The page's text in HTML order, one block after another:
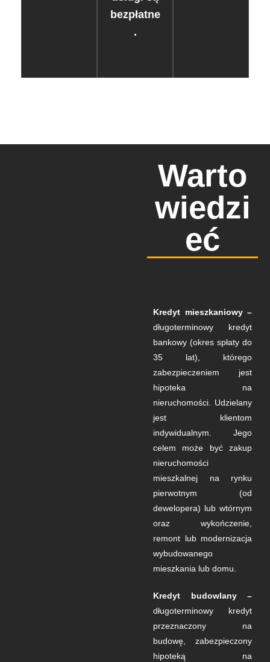
bezpłatne
.
Warto
wiedzi
eć
Kredyt mieszkaniowy –
długoterminowy kredyt
bankowy (okres spłaty do
35 lat), którego
zabezpieczeniem jest
hipoteka na
nieruchomości. Udzielany
jest klientom
indywidualnym. Jego
celem może być zakup
nieruchomości
mieszkalnej na rynku
pierwotnym (od
dewelopera) lub wtórnym
oraz wykończenie,
remont lub modernizacja
wybudowanego
mieszkania lub domu.
Kredyt budowlany –
długoterminowy kredyt
przeznaczony na
budowę, zabezpieczony
hipoteką na